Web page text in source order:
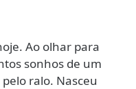
Ao olhar para
sonhos de um
ralo. Nasceu